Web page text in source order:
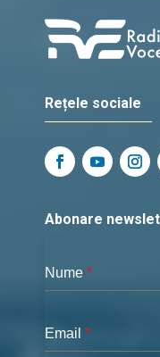
Rețele sociale
Abonare
Nume *
Email *